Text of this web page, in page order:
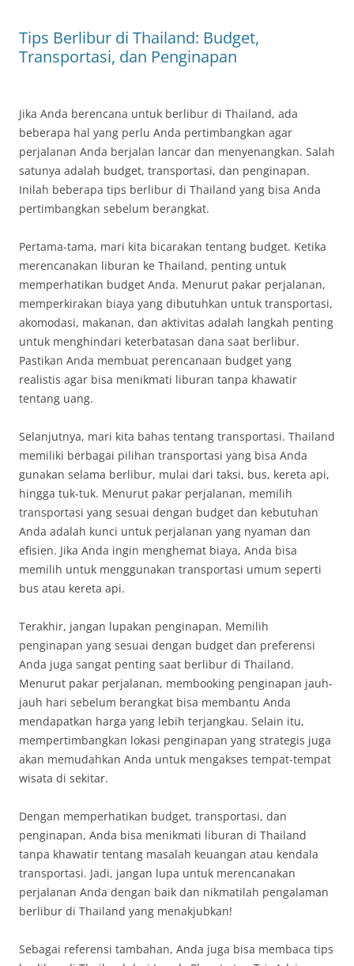
Tips Berlibur di Thailand: Budget,
Transportasi, dan Penginapan
Jika Anda berencana untuk berlibur di Thailand, ada
beberapa hal yang perlu Anda pertimbangkan agar
perjalanan Anda berjalan lancar dan menyenangkan. Salah
satunya adalah budget, transportasi, dan penginapan.
Inilah beberapa tips berlibur di Thailand yang bisa Anda
pertimbangkan sebelum berangkat.
Pertama-tama, mari kita bicarakan tentang budget. Ketika
merencanakan liburan ke Thailand, penting untuk
memperhatikan budget Anda. Menurut pakar perjalanan,
memperkirakan biaya yang dibutuhkan untuk transportasi,
akomodasi, makanan, dan aktivitas adalah langkah penting
untuk menghindari keterbatasan dana saat berlibur.
Pastikan Anda membuat perencanaan budget yang
realistis agar bisa menikmati liburan tanpa khawatir
tentang uang.
Selanjutnya, mari kita bahas tentang transportasi. Thailand
memiliki berbagai pilihan transportasi yang bisa Anda
gunakan selama berlibur, mulai dari taksi, bus, kereta api,
hingga tuk-tuk. Menurut pakar perjalanan, memilih
transportasi yang sesuai dengan budget dan kebutuhan
Anda adalah kunci untuk perjalanan yang nyaman dan
efisien. Jika Anda ingin menghemat biaya, Anda bisa
memilih untuk menggunakan transportasi umum seperti
bus atau kereta api.
Terakhir, jangan lupakan penginapan. Memilih
penginapan yang sesuai dengan budget dan preferensi
Anda juga sangat penting saat berlibur di Thailand.
Menurut pakar perjalanan, membooking penginapan jauh-
jauh hari sebelum berangkat bisa membantu Anda
mendapatkan harga yang lebih terjangkau. Selain itu,
mempertimbangkan lokasi penginapan yang strategis juga
akan memudahkan Anda untuk mengakses tempat-tempat
wisata di sekitar.
Dengan memperhatikan budget, transportasi, dan
penginapan, Anda bisa menikmati liburan di Thailand
tanpa khawatir tentang masalah keuangan atau kendala
transportasi. Jadi, jangan lupa untuk merencanakan
perjalanan Anda dengan baik dan nikmatilah pengalaman
berlibur di Thailand yang menakjubkan!
Sebagai referensi tambahan, Anda juga bisa membaca tips